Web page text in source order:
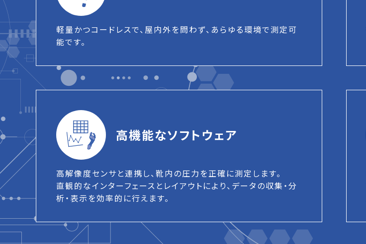
軽量かつコードレスで、屋内外を問わず、あらゆる環境で測定可
能です。
高機能なソフトウェア
高解像度センサと連携し、靴内の圧力を正確に測定します。
直観的なインターフェースとレイアウトにより、データの収集・分
析・表示を効率的に行えます。